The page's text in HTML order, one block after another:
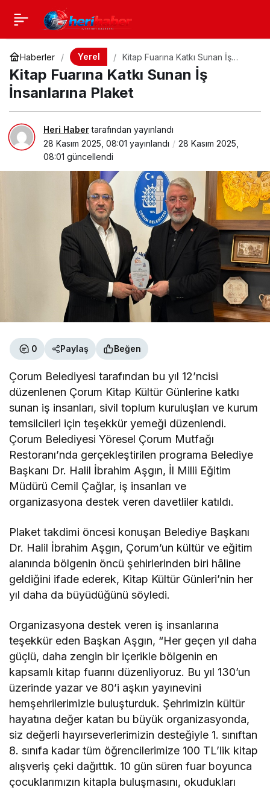
Haberler Yerel
Kitap Fuarına Katkı Sunan İş
İnsanlarına Plaket
Kitap Fuarına Katkı Sunan İş
İnsanlarına Plaket
Heri Habertarafından yayınlandı
28 Kasım 2025, 08:01 yayınlandı
28 Kasım 2025,
08:01 güncellendi
0 Paylaş Beğen
Çorum Belediyesi tarafından bu yıl 12’ncisi
düzenlenen Çorum Kitap Kültür Günlerine katkı
sunan iş insanları, sivil toplum kuruluşları ve kurum
temsilcileri için teşekkür yemeği düzenlendi.
Çorum Belediyesi Yöresel Çorum Mutfağı
Restoranı’nda gerçekleştirilen programa Belediye
Başkanı Dr. Halil İbrahim Aşgın, İl Milli Eğitim
Müdürü Cemil Çağlar, iş insanları ve
organizasyona destek veren davetliler katıldı.
Plaket takdimi öncesi konuşan Belediye Başkanı
Dr. Halil İbrahim Aşgın, Çorum’un kültür ve eğitim
alanında bölgenin öncü şehirlerinden biri hâline
geldiğini ifade ederek, Kitap Kültür Günleri’nin her
yıl daha da büyüdüğünü söyledi.
Organizasyona destek veren iş insanlarına
teşekkür eden Başkan Aşgın, “Her geçen yıl daha
güçlü, daha zengin bir içerikle bölgenin en
kapsamlı kitap fuarını düzenliyoruz. Bu yıl 130’un
üzerinde yazar ve 80’i aşkın yayınevini
hemşehrilerimizle buluşturduk. Şehrimizin kültür
hayatına değer katan bu büyük organizasyonda,
siz değerli hayırseverlerimizin desteğiyle 1. sınıftan
8. sınıfa kadar tüm öğrencilerimize 100 TL’lik kitap
alışveriş çeki dağıttık. 10 gün süren fuar boyunca
çocuklarımızın kitapla buluşmasını, okudukları